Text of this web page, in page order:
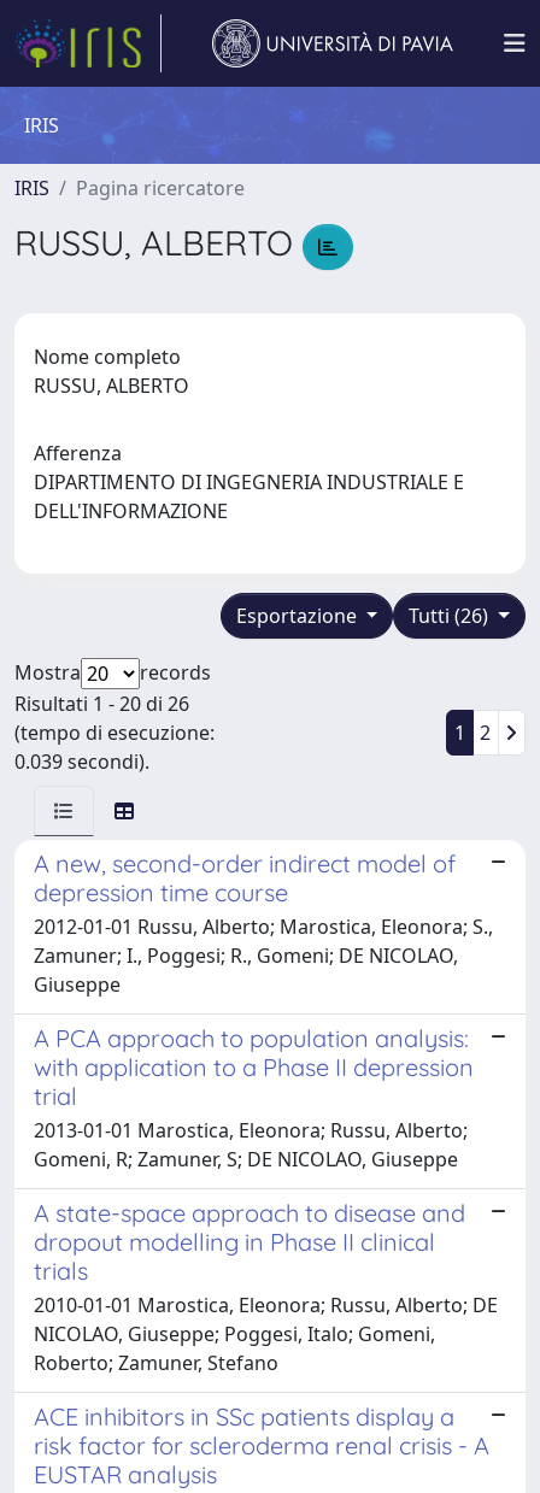
IRIS
IRIS Pagina ricercatore
RUSSU, ALBERTO
Nome completo
RUSSU, ALBERTO
Afferenza
DIPARTIMENTO DI INGEGNERIA INDUSTRIALE E
DELL'INFORMAZIONE
Tutti (26)
Esportazione
Mostra
records
Risultati 1 - 20 di 26
(tempo di esecuzione:
0.039 secondi).
1 2
A new, second-order indirect model of
depression time course
2012-01-01 Russu, Alberto; Marostica, Eleonora; S.,
Zamuner; I., Poggesi; R., Gomeni; DE NICOLAO,
Giuseppe
A PCA approach to population analysis:
with application to a Phase II depression
trial
2013-01-01 Marostica, Eleonora; Russu, Alberto;
Gomeni, R; Zamuner, S; DE NICOLAO, Giuseppe
A state-space approach to disease and
dropout modelling in Phase II clinical
trials
2010-01-01 Marostica, Eleonora; Russu, Alberto; DE
NICOLAO, Giuseppe; Poggesi, Italo; Gomeni,
Roberto; Zamuner, Stefano
ACE inhibitors in SSc patients display a
risk factor for scleroderma renal crisis - A
EUSTAR analysis